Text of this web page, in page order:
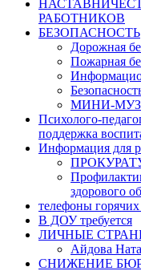
РАБОТНИКОВ
БЕЗОПАСНОСТЬ
Дорожная
Пожарная
МИНИ-
Психолого-
поддержка
Информация для
здорового
телефоны
В ДОУ требуется
ЛИЧНЫЕ
Айдова
СНИЖЕНИЕ